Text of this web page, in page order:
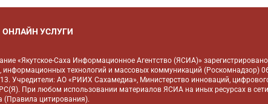
ОНЛАЙН УСЛУГИ
«Якутское-Саха Информационное Агентство (ЯСИА)»
информационных технологий и массовых коммуникаций (Роскомнадзор)
Учредители: АО «РИИХ Сахамедиа», Министерство инноваций,
При любом использовании материалов ЯСИА на иных ресурсах в
(Правила цитирования).